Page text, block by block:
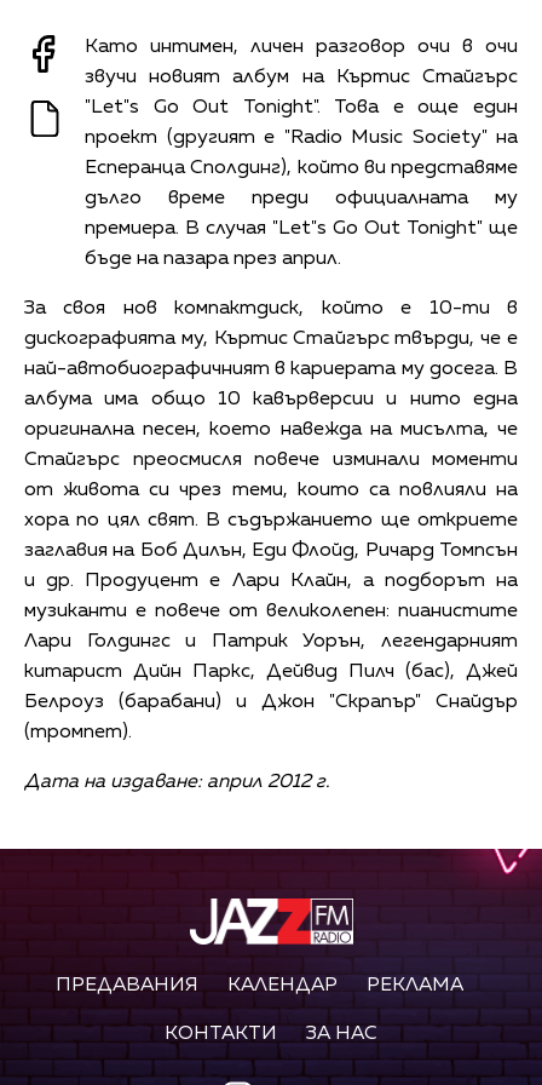
Като интимен, личен разговор очи в очи
звучи новият албум на Къртис Стайгърс
"Let"s Go Out Tonight". Това е още един
проект (другият е "Radio Music Society" на
Есперанца Сполдинг), който ви представяме
дълго време преди официалната му
премиера. В случая "Let"s Go Out Tonight" ще
бъде на пазара през април.
За своя нов компактдиск, който е 10-ти в
дискографията му, Къртис Стайгърс твърди, че е
най-автобиографичният в кариерата му досега. В
албума има общо 10 кавърверсии и нито една
оригинална песен, което навежда на мисълта, че
Стайгърс преосмисля повече изминали моменти
от живота си чрез теми, които са повлияли на
хора по цял свят. В съдържанието ще откриете
заглавия на Боб Дилън, Еди Флойд, Ричард Томпсън
и др. Продуцент е Лари Клайн, а подборът на
музиканти е повече от великолепен: пианистите
Лари Голдингс и Патрик Уорън, легендарният
китарист Дийн Паркс, Дейвид Пилч (бас), Джей
Белроуз (барабани) и Джон "Скрапър" Снайдър
(тромпет).
Дата на издаване: април 2012 г.
ПРЕДАВАНИЯ КАЛЕНДАР РЕКЛАМА
КОНТАКТИ ЗА НАС